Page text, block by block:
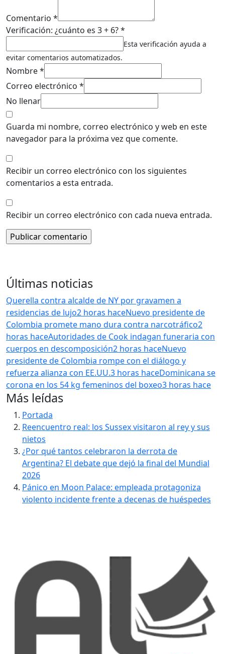
Comentario *
Verificación: ¿cuánto es 3 + 6? *
Esta verificación ayuda a
evitar comentarios automatizados.
Nombre *
Correo electrónico *
No llenar
Guarda mi nombre, correo electrónico y web en este
navegador para la próxima vez que comente.
Recibir un correo electrónico con los siguientes
comentarios a esta entrada.
Recibir un correo electrónico con cada nueva entrada.
Últimas noticias
Querella contra alcalde de NY por gravamen a
residencias de lujo2 horas haceNuevo presidente de
Colombia promete mano dura contra narcotráfico2
horas haceAutoridades de Cook indagan funeraria con
cuerpos en descomposición2 horas haceNuevo
presidente de Colombia rompe con el diálogo y
refuerza alianza con EE.UU.3 horas haceDominicana se
corona en los 54 kg femeninos del boxeo3 horas hace
Más leídas
Portada
Reencuentro real: los Sussex visitaron al rey y sus
nietos
¿Por qué tantos celebraron la derrota de
Argentina? El debate que dejó la final del Mundial
2026
Pánico en Moon Palace: empleada protagoniza
violento incidente frente a decenas de huéspedes